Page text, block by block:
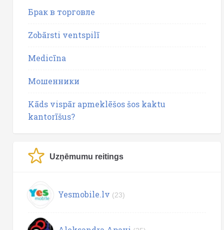
Брак в торговле
Zobārsti ventspilī
Medicīna
Мошенники
Kāds vispār apmeklēšos šos kaktu
kantorīšus?
Uzņēmumu reitings
Yesmobile.lv (23)